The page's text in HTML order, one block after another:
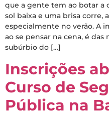
que a gente tem ao botar a
sol baixa e uma brisa corre,
especialmente no verão. A
ao se pensar na cena, é das
subúrbio do […]
Inscrições
Curso de
Pública na